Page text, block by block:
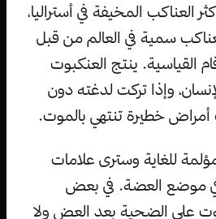
العناكب المخيفة في أستراليا،
سمية في العالم من قبل
القياسية. ينتج العنكبوت
وإذا تركت لدغته دون
خطيرة تنتهي بالموت.
للغاية وسترى علامات
موضع العضة. في بعض
على الضحية بعد العض ولا